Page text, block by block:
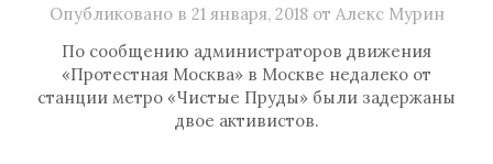
Опубликовано в 21 января, 2018от Алекс Мурин
По сообщению администраторов движения
«Протестная Москва» в Москве недалеко от
станции метро «Чистые Пруды» были задержаны
двое активистов.